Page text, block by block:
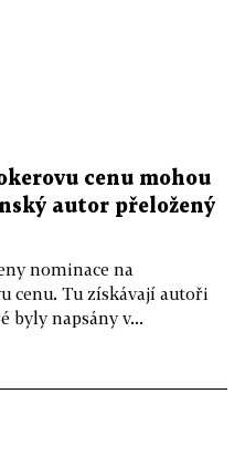
cenu mohou
autor přeložený
nominace na
cenu. Tu získávají autoři
byly napsány v...